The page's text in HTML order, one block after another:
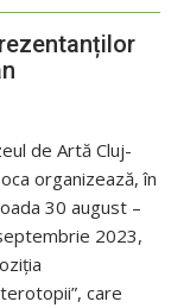
de Artă Cluj-
organizează, în
30 august –
2023,
care